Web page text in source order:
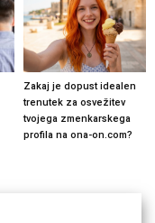
Zakaj je dopust idealen
trenutek za osvežitev
tvojega zmenkarskega
profila na ona-on.com?